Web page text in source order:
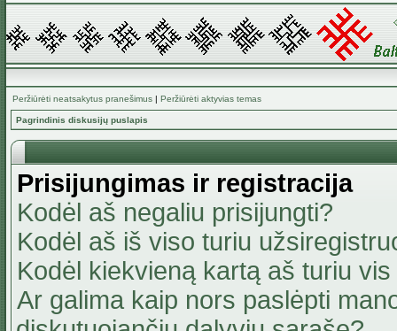
Peržiūrėti neatsakytus pranešimus | Peržiūrėti aktyvias temas
Pagrindinis diskusijų puslapis
Prisijungimas ir registracija
Kodėl aš negaliu prisijungti?
Kodėl aš iš viso turiu
Kodėl kiekvieną kartą aš turiu
Ar galima kaip nors paslėpti